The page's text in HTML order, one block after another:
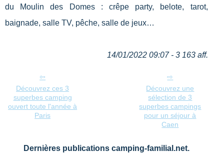
du Moulin des Domes : crêpe party, belote, tarot,
baignade, salle TV, pêche, salle de jeux…
14/01/2022 09:07 - 3 163 aff.
Découvrez ces 3
superbes camping
ouvert toute l'année à
Paris
Découvrez une
sélection de 3
superbes campings
pour un séjour à
Caen
Dernières publications camping-familial.net.